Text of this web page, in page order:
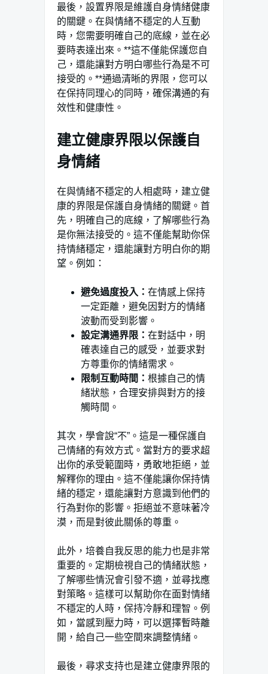
最後，設置界限是維護自身情緒健康
的關鍵。在與情緒不穩定的人互動
時，您需要明確自己的底線，並在必
要時表達出來。**這不僅能保護您自
己，還能讓對方明白哪些行為是不可
接受的。**通過清晰的界限，您可以
在保持同理心的同時，確保溝通的有
效性和健康性。
建立健康界限以保護自
身情緒
在與情緒不穩定的人相處時，建立健
康的界限是保護自身情緒的關鍵。首
先，明確自己的底線，了解哪些行為
是你無法接受的。這不僅能幫助你保
持情緒穩定，還能讓對方明白你的期
望。例如：
避免過度投入： 在情感上保持
一定距離，避免因對方的情緒
波動而受到影響。
設定溝通界限： 在對話中，明
確表達自己的感受，並要求對
方尊重你的情緒需求。
限制互動時間： 根據自己的情
緒狀態，合理安排與對方的接
觸時間。
其次，學會說“不”。這是一種保護自
己情緒的有效方式。當對方的要求超
出你的承受範圍時，勇敢地拒絕，並
解釋你的理由。這不僅能讓你保持情
緒的穩定，還能讓對方意識到他們的
行為對你的影響。拒絕並不意味著冷
漠，而是對彼此關係的尊重。
此外，培養自我反思的能力也是非常
重要的。定期檢視自己的情緒狀態，
了解哪些情況會引發不適，並尋找應
對策略。這樣可以幫助你在面對情緒
不穩定的人時，保持冷靜和理智。例
如，當感到壓力時，可以選擇暫時離
開，給自己一些空間來調整情緒。
最後，尋求支持也是建立健康界限的